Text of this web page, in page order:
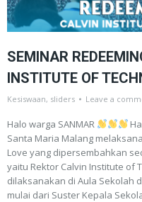
SEMINAR
INSTITUTE OF
Kesiswaan, sliders Leave a
Halo warga SANMAR
Santa Maria Malang
Love yang dipersembahkan
yaitu Rektor Calvin Institute of
dilaksanakan di Aula Sekolah
mulai dari Suster Kepala